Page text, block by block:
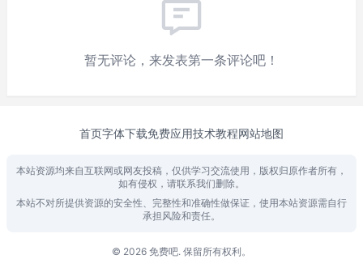
暂无评论，来发表第一条评论吧！
首页字体下载免费应用技术教程网站地图
本站资源均来自互联网或网友投稿，仅供学习交流使用，版权归原作者所有，
如有侵权，请联系我们删除。
本站不对所提供资源的安全性、完整性和准确性做保证，使用本站资源需自行
承担风险和责任。
© 2026 免费吧. 保留所有权利。